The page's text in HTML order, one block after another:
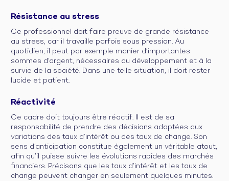
Résistance au stress
Ce professionnel doit faire preuve de grande résistance
au stress, car il travaille parfois sous pression. Au
quotidien, il peut par exemple manier d’importantes
sommes d’argent, nécessaires au développement et à la
survie de la société. Dans une telle situation, il doit rester
lucide et patient.
Réactivité
Ce cadre doit toujours être réactif. Il est de sa
responsabilité de prendre des décisions adaptées aux
variations des taux d’intérêt ou des taux de change. Son
sens d’anticipation constitue également un véritable atout,
afin qu’il puisse suivre les évolutions rapides des marchés
financiers. Précisons que les taux d’intérêt et les taux de
change peuvent changer en seulement quelques minutes.